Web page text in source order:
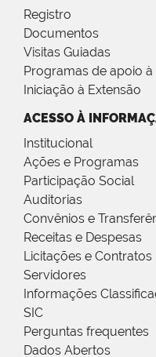
Registro
Documentos
Visitas Guiadas
Programas de apoio
Iniciação à Extensão
ACESSO À
Institucional
Ações e Programas
Participação Social
Auditorias
Convênios e
Receitas e Despesas
Licitações e Contratos
Servidores
Informações
SIC
Perguntas frequentes
Dados Abertos